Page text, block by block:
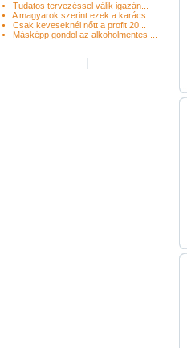
Tudatos tervezéssel válik igazán...
A magyarok szerint ezek a karács...
Csak keveseknél nőtt a profit 20...
Másképp gondol az alkoholmentes ...